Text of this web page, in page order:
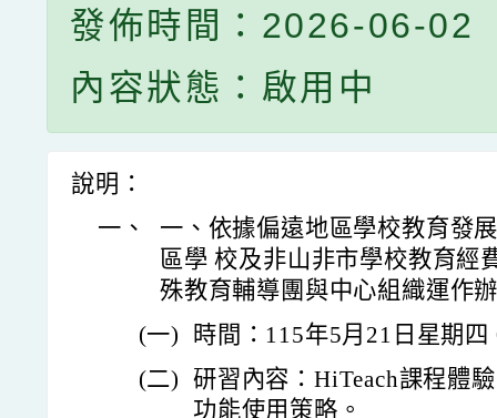
發佈時間：2026-06-02
內容狀態：啟用中
說明：
一、
一、依據偏遠地區學校教育發
區學 校及非山非市學校教育經
殊教育輔導團與中心組織運作
(一)
時間：115年5月21日星期
(二) 研習內容：HiTeach課程體
功能使用策略。